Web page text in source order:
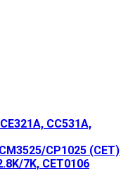
CC531A,
CP1025 (CET)
7K, CET0106